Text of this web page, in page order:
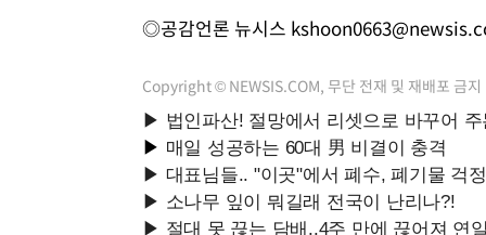
◎공감언론 뉴시스
Copyright © NEWSIS.COM, 무단 전재 및 재배포 금지